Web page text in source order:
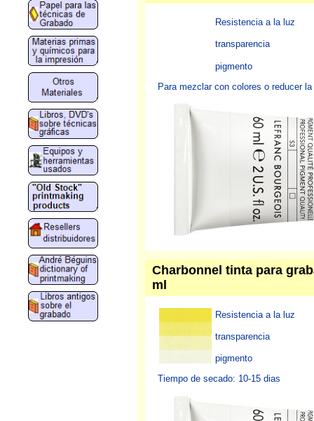
Resistencia a la luz
transparencia
pigmento
Para mezclar con colores o reducer
Charbonnel tinta para
ml
Resistencia a la luz
transparencia
pigmento
Tiempo de secado: 10-15 dias